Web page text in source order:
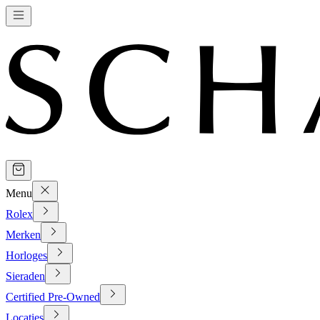
Menu
Rolex
Merken
Horloges
Sieraden
Certified Pre-Owned
Locaties